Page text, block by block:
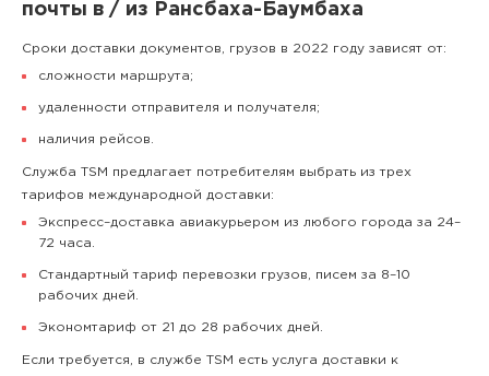
почты в / из Рансбаха-Баумбаха
Сроки доставки документов, грузов в 2022 году зависят от:
сложности маршрута;
удаленности отправителя и получателя;
наличия рейсов.
Служба TSM предлагает потребителям выбрать из трех
тарифов международной доставки:
Экспресс–доставка авиакурьером из любого города за 24–
72 часа.
Стандартный тариф перевозки грузов, писем за 8–10
рабочих дней.
Экономтариф от 21 до 28 рабочих дней.
Если требуется, в службе TSM есть услуга доставки к